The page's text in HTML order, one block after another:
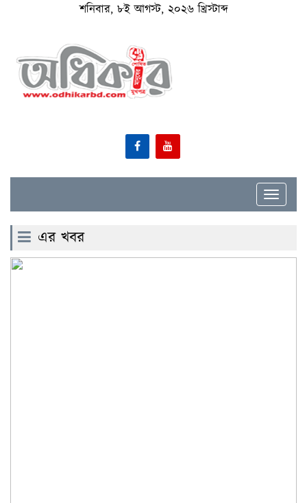
শনিবার, ৮ই আগস্ট, ২০২৬ খ্রিস্টাব্দ
Toggle
এর খবর